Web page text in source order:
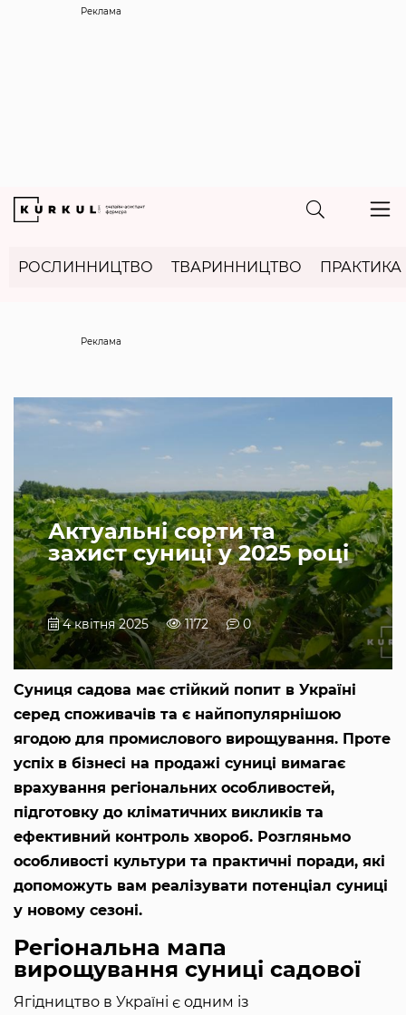
Реклама
РОСЛИННИЦТВО ТВАРИННИЦТВО ПРАКТИКА
Актуальні сорти та
захист суниці у 2025 році
4 квітня 2025 1172 0
Суниця садова має стійкий попит в Україні
серед споживачів та є найпопулярнішою
ягодою для промислового вирощування. Проте
успіх в бізнесі на продажі суниці вимагає
врахування регіональних особливостей,
підготовку до кліматичних викликів та
ефективний контроль хвороб. Розгляньмо
особливості культури та практичні поради, які
допоможуть вам реалізувати потенціал суниці
у новому сезоні.
Регіональна мапа
вирощування суниці садової
Ягідництво в Україні є одним із
Реклама